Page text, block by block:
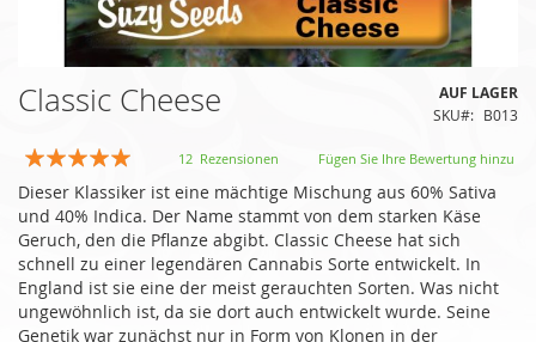
Classic Cheese AUF LAGER
SKU B013
Bewertung:
95
% of100
12 Rezensionen Fügen Sie Ihre Bewertung hinzu
Dieser Klassiker ist eine mächtige Mischung aus 60% Sativa
und 40% Indica. Der Name stammt von dem starken Käse
Geruch, den die Pflanze abgibt. Classic Cheese hat sich
schnell zu einer legendären Cannabis Sorte entwickelt. In
England ist sie eine der meist gerauchten Sorten. Was nicht
ungewöhnlich ist, da sie dort auch entwickelt wurde. Seine
Genetik war zunächst nur in Form von Klonen in der
Anfang
Bildgalerie
springen